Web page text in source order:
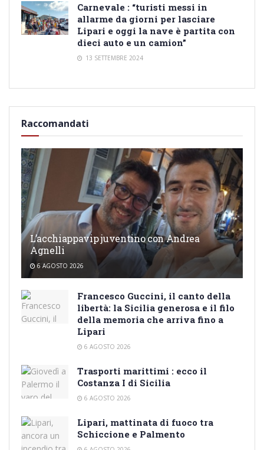
Carnevale : “turisti messi in
allarme da giorni per lasciare
Lipari e oggi la nave è partita con
dieci auto e un camion”
13 SETTEMBRE 2024
Raccomandati
L’acchiappavip juventino con Andrea
Agnelli
6 AGOSTO 2026
Francesco Guccini, il canto della
libertà: la Sicilia generosa e il filo
della memoria che arriva fino a
Lipari
6 AGOSTO 2026
Trasporti marittimi : ecco il
Costanza I di Sicilia
6 AGOSTO 2026
Lipari, mattinata di fuoco tra
Schiccione e Palmento